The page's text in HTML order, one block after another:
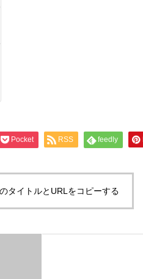
Pocket RSS feedly
タイトルとURLをコピーする